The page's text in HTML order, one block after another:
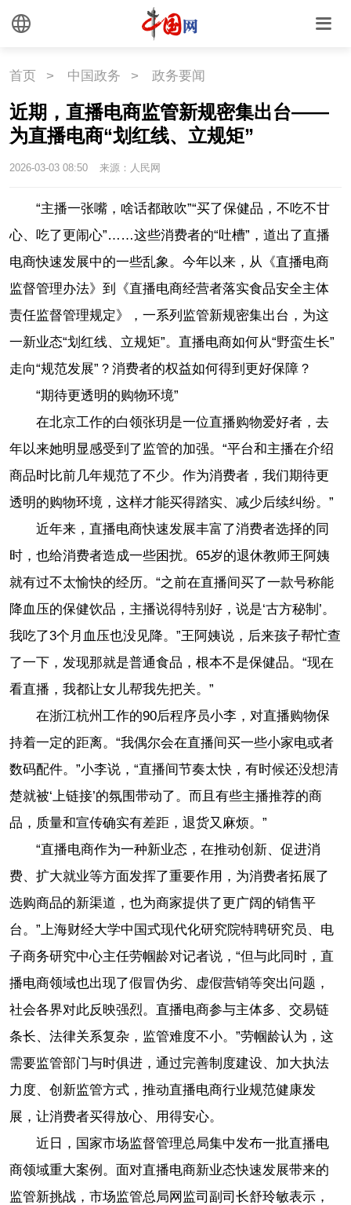
首页 > 中国政务 > 政务要闻
近期，直播电商监管新规密集出台——
为直播电商“划红线、立规矩”
2026-03-03 08:50 来源：人民网
“主播一张嘴，啥话都敢吹”“买了保健品，不吃不甘
心、吃了更闹心”……这些消费者的“吐槽”，道出了直播
电商快速发展中的一些乱象。今年以来，从《直播电商
监督管理办法》到《直播电商经营者落实食品安全主体
责任监督管理规定》，一系列监管新规密集出台，为这
一新业态“划红线、立规矩”。直播电商如何从“野蛮生长”
走向“规范发展”？消费者的权益如何得到更好保障？
“期待更透明的购物环境”
在北京工作的白领张玥是一位直播购物爱好者，去
年以来她明显感受到了监管的加强。“平台和主播在介绍
商品时比前几年规范了不少。作为消费者，我们期待更
透明的购物环境，这样才能买得踏实、减少后续纠纷。”
近年来，直播电商快速发展丰富了消费者选择的同
时，也给消费者造成一些困扰。65岁的退休教师王阿姨
就有过不太愉快的经历。“之前在直播间买了一款号称能
降血压的保健饮品，主播说得特别好，说是‘古方秘制’。
我吃了3个月血压也没见降。”王阿姨说，后来孩子帮忙查
了一下，发现那就是普通食品，根本不是保健品。“现在
看直播，我都让女儿帮我先把关。”
在浙江杭州工作的90后程序员小李，对直播购物保
持着一定的距离。“我偶尔会在直播间买一些小家电或者
数码配件。”小李说，“直播间节奏太快，有时候还没想清
楚就被‘上链接’的氛围带动了。而且有些主播推荐的商
品，质量和宣传确实有差距，退货又麻烦。”
“直播电商作为一种新业态，在推动创新、促进消
费、扩大就业等方面发挥了重要作用，为消费者拓展了
选购商品的新渠道，也为商家提供了更广阔的销售平
台。”上海财经大学中国式现代化研究院特聘研究员、电
子商务研究中心主任劳帼龄对记者说，“但与此同时，直
播电商领域也出现了假冒伪劣、虚假营销等突出问题，
社会各界对此反映强烈。直播电商参与主体多、交易链
条长、法律关系复杂，监管难度不小。”劳帼龄认为，这
需要监管部门与时俱进，通过完善制度建设、加大执法
力度、创新监管方式，推动直播电商行业规范健康发
展，让消费者买得放心、用得安心。
近日，国家市场监督管理总局集中发布一批直播电
商领域重大案例。面对直播电商新业态快速发展带来的
监管新挑战，市场监管总局网监司副司长舒玲敏表示，